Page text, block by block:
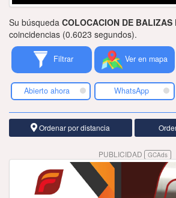
Su búsqueda COLOCACION DE BALIZAS
coincidencias (0.6023 segundos).
Filtrar Ver en mapa
Abierto ahora WhatsApp
Ordenar por distancia
PUBLICIDAD GCAds